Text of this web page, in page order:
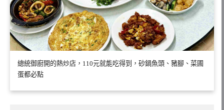
總統御廚開的熱炒店，110元就能吃得到，砂鍋魚頭、豬腳、菜圃
蛋都必點